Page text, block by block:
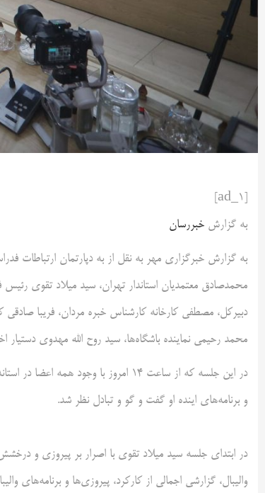
به گزارش خبررسان
محمدصادق معتمدیان استاندار تهران، سید میلاد تقوی
دبیرکل، مصطفی کارخانه کارشناس خبره مردان، فریبا صادقی
محمد رحیمی نماینده باشگاه‌ها، سید روح الله مهدوی
در این جلسه که از ساعت ۱۴ امروز با
و برنامه‌های اینده او گفت و گو و تبادل نظر شد.
در ابتدای جلسه سید میلاد تقوی با اصرار بر پیروزی و
والیبال، گزارشی اجمالی از کارکرد، پیروزی‌ها و برنامه‌های